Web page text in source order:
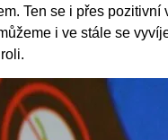
Ten se i přes
i ve stále se